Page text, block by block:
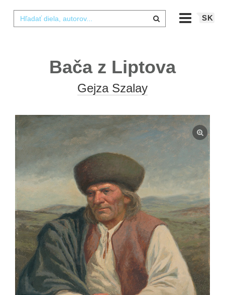
SK
Bača z Liptova
Gejza Szalay